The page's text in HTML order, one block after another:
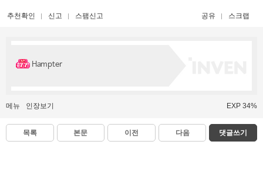
추천확인 신고 스팸신고 공유 스크랩
Hampter
메뉴 인장보기 EXP 34%
목록 본문 이전 다음 댓글쓰기